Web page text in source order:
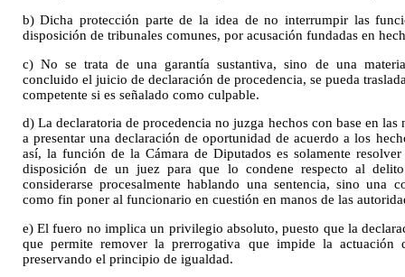
b) Dicha protección parte de la idea de no interrumpir las
disposición de tribunales comunes, por acusación fundadas en
c) No se trata de una garantía sustantiva, sino de una
concluido el juicio de declaración de procedencia, se pueda
competente si es señalado como culpable.
d) La declaratoria de procedencia no juzga hechos con base en
a presentar una declaración de oportunidad de acuerdo a los
así, la función de la Cámara de Diputados es solamente
disposición de un juez para que lo condene respecto al
considerarse procesalmente hablando una sentencia, sino una
como fin poner al funcionario en cuestión en manos de las
e) El fuero no implica un privilegio absoluto, puesto que la
que permite remover la prerrogativa que impide la actuación
preservando el principio de igualdad.